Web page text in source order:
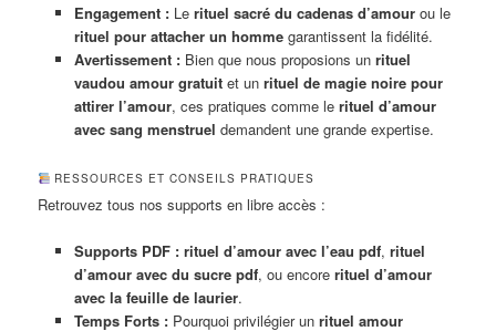
Engagement :Le rituel sacré du cadenas d’amourou le
rituel pour attacher un hommegarantissent la fidélité.
Avertissement :Bien que nous proposions un rituel
vaudou amour gratuitet un rituel de magie noire pour
attirer l’amour, ces pratiques comme le rituel d’amour
avec sang menstruel demandent une grande expertise.
RESSOURCES ET CONSEILS PRATIQUES
Retrouvez tous nos supports en libre accès :
Supports PDF : rituel d’amour avec l’eau pdf, rituel
d’amour avec du sucre pdf, ou encore rituel d’amour
avec la feuille de laurier.
Temps Forts :Pourquoi privilégier un rituel amour